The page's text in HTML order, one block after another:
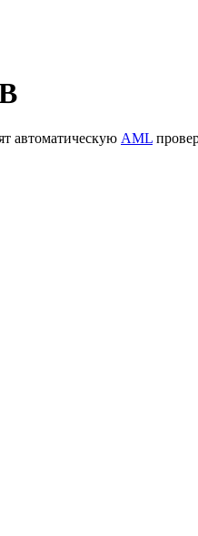
автоматическую AML